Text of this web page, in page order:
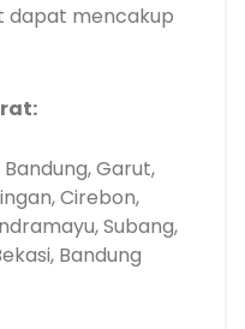
dapat mencakup
Garut,
Cirebon,
Subang,
Bandung